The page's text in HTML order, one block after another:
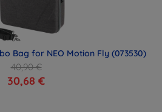
Bag for NEO Motion Fly (073530)
40,90 €
30,68 €